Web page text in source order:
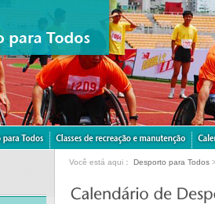
Você está aqui： Desporto para Todos